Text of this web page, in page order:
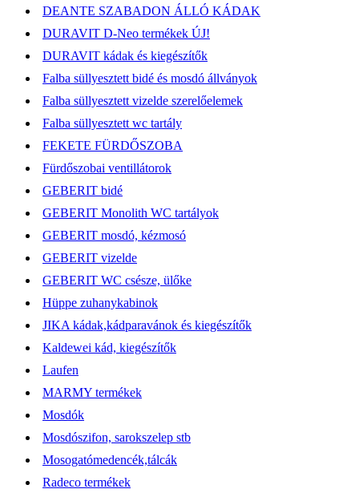
DEANTE SZABADON ÁLLÓ KÁDAK
DURAVIT D-Neo termékek ÚJ!
DURAVIT kádak és kiegészítők
Falba süllyesztett bidé és mosdó állványok
Falba süllyesztett vizelde szerelőelemek
Falba süllyesztett wc tartály
FEKETE FÜRDŐSZOBA
Fürdőszobai ventillátorok
GEBERIT bidé
GEBERIT Monolith WC tartályok
GEBERIT mosdó, kézmosó
GEBERIT vizelde
GEBERIT WC csésze, ülőke
Hüppe zuhanykabinok
JIKA kádak,kádparavánok és kiegészítők
Kaldewei kád, kiegészítők
Laufen
MARMY termékek
Mosdók
Mosdószifon, sarokszelep stb
Mosogatómedencék,tálcák
Radeco termékek